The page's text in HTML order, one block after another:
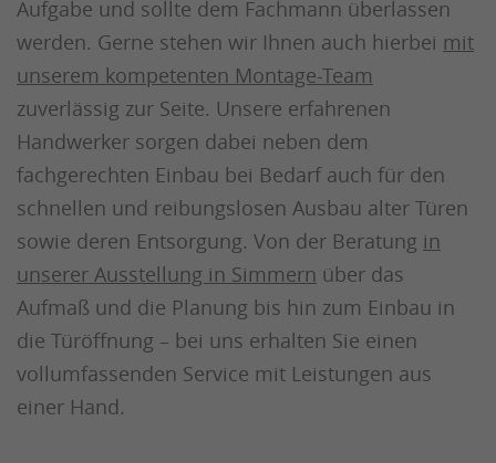
Aufgabe und sollte dem Fachmann überlassen
werden. Gerne stehen wir Ihnen auch hierbei mit
unserem kompetenten Montage-Team
zuverlässig zur Seite. Unsere erfahrenen
Handwerker sorgen dabei neben dem
fachgerechten Einbau bei Bedarf auch für den
schnellen und reibungslosen Ausbau alter Türen
sowie deren Entsorgung. Von der Beratung in
unserer Ausstellung in Simmern über das
Aufmaß und die Planung bis hin zum Einbau in
die Türöffnung – bei uns erhalten Sie einen
vollumfassenden Service mit Leistungen aus
einer Hand.